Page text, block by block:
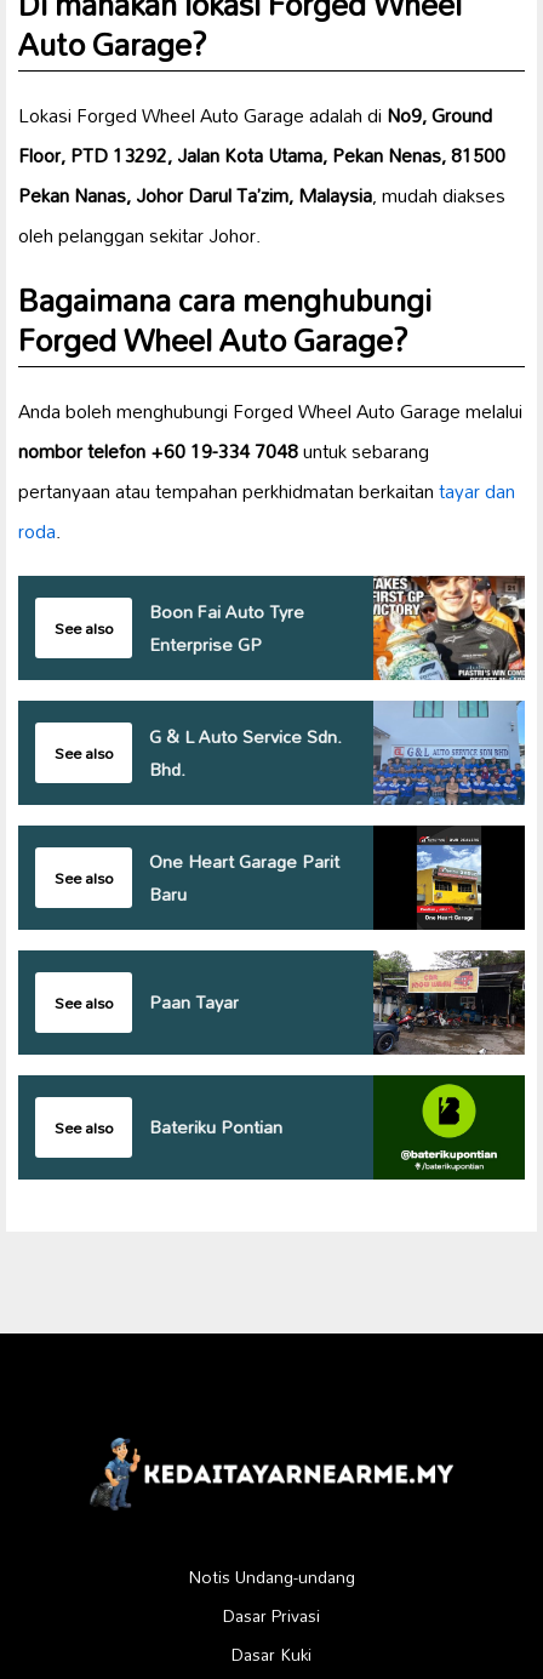
Auto Garage?
Lokasi Forged Wheel Auto Garage adalah diNo9, Ground
Floor, PTD 13292, Jalan Kota Utama, Pekan Nenas, 81500
Pekan Nanas, Johor Darul Ta’zim, Malaysia, mudah diakses
oleh pelanggan sekitar Johor.
Bagaimana cara menghubungi
Forged Wheel Auto Garage?
Anda boleh menghubungi Forged Wheel Auto Garage melalui
nombor telefon +60 19-334 7048untuk sebarang
pertanyaan atau tempahan perkhidmatan berkaitantayar dan
roda.
See also
Boon Fai Auto Tyre
Enterprise GP
See also
G & L Auto Service Sdn.
Bhd.
See also
One Heart Garage Parit
Baru
See also Paan Tayar
See also Bateriku Pontian
Notis Undang-undang
Dasar Privasi
Dasar Kuki